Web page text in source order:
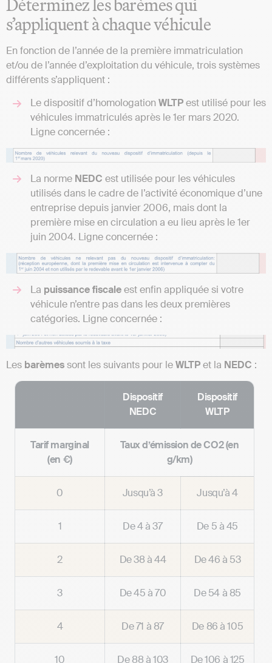
Déterminez les barèmes qui
s’appliquent à chaque véhicule
En fonction de l’année de la première immatriculation
et/ou de l’année d’exploitation du véhicule, trois systèmes
différents s’appliquent :
Le dispositif d’homologation WLTPest utilisé pour les
véhicules immatriculés après le 1er mars 2020.
Ligne concernée :
La norme NEDC est utilisée pour les véhicules
utilisés dans le cadre de l’activité économique d’une
entreprise depuis janvier 2006, mais dont la
première mise en circulation a eu lieu après le 1er
juin 2004. Ligne concernée :
La puissance fiscaleest enfin appliquée si votre
véhicule n’entre pas dans les deux premières
catégories. Ligne concernée :
Les barèmessont les suivants pour leWLTPet la NEDC :
Dispositif
NEDC
Dispositif
WLTP
Tarif marginal
(en €)
Taux d’émission de CO2 (en
g/km)
0 Jusqu’à 3 Jusqu’à 4
1 De 4 à 37 De 5 à 45
2 De 38 à 44 De 46 à 53
3 De 45 à 70 De 54 à 85
4 De 71 à 87 De 86 à 105
10 De 88 à 103 De 106 à 125